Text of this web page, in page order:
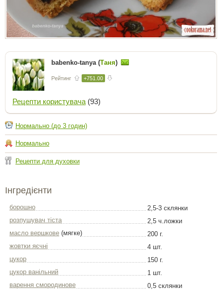
babenko-tanya (Таня)
Рейтинг +751.00
Рецепти користувача (93)
Нормально (до 3 годин)
Нормально
Рецепти для духовки
Інгредієнти
борошно
2,5-3 склянки
розпушувач тіста
2,5 ч.ложки
масло вершкове (мягке)
200 г.
жовтки яєчні
4 шт.
цукор
150 г.
цукор ванільний
1 шт.
варення смородинове
0,5 склянки